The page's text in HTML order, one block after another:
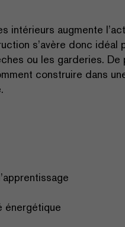
intérieurs augmente
s’avère donc idéal
ou les garderies.
construire dans
énergétique